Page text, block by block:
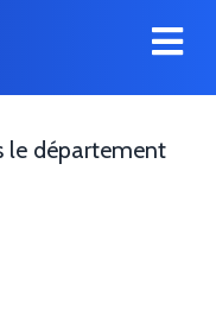
le département